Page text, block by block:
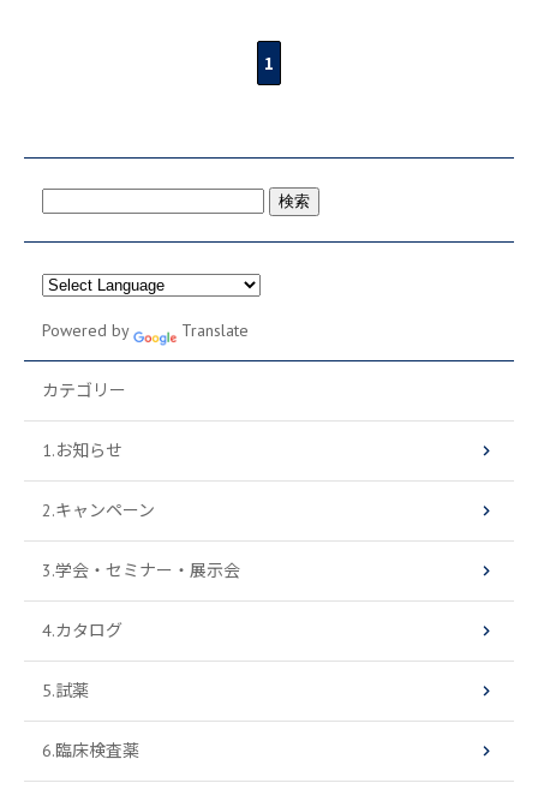
1
Powered by Translate
カテゴリー
1.お知らせ
2.キャンペーン
3.学会・セミナー・展示会
4.カタログ
5.試薬
6.臨床検査薬